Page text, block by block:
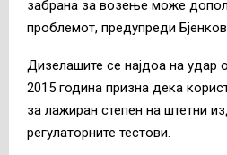
забрана за возење може
проблемот, предупреди
Дизелашите се најдоа на удар
2015 година призна дека
за лажиран степен на штетни
регулаторните тестови.